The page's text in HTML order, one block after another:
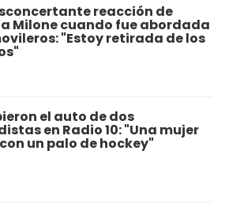
reacción de
Milone cuando fue abordada
"Estoy retirada de los
el auto de dos
en Radio 10: "Una mujer
un palo de hockey"